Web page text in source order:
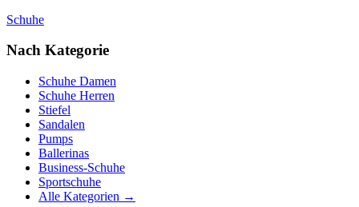
Schuhe
Nach Kategorie
Schuhe Damen
Schuhe Herren
Stiefel
Sandalen
Pumps
Ballerinas
Business-Schuhe
Sportschuhe
Alle Kategorien →